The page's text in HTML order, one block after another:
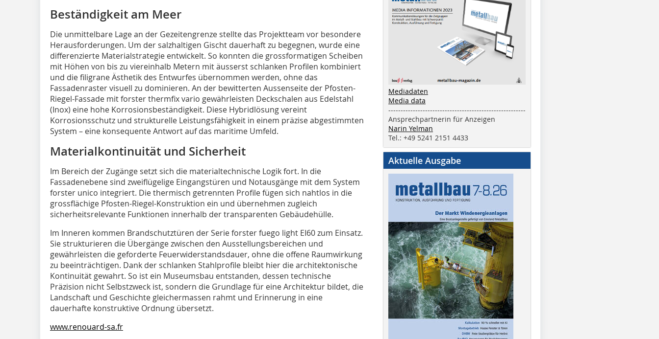
Beständigkeit am Meer
Die unmittelbare Lage an der Gezeitengrenze stellte das Projektteam vor besondere
Herausforderungen. Um der salzhaltigen Gischt dauerhaft zu begegnen, wurde eine
differenzierte Materialstrategie entwickelt. So konnten die grossformatigen Scheiben
mit Höhen von bis zu viereinhalb Metern mit äusserst schlanken Profilen kombiniert
und die filigrane Ästhetik des Entwurfes übernommen werden, ohne das
Fassadenraster visuell zu dominieren. An der bewitterten Aussenseite der Pfosten-
Riegel-Fassade mit forster thermfix vario gewährleisten Deckschalen aus Edelstahl
(Inox) eine hohe Korrosionsbeständigkeit. Diese Hybridlösung vereint
Korrosionsschutz und strukturelle Leistungsfähigkeit in einem präzise abgestimmten
System – eine konsequente Antwort auf das maritime Umfeld.
Materialkontinuität und Sicherheit
Im Bereich der Zugänge setzt sich die materialtechnische Logik fort. In die
Fassadenebene sind zweiflügelige Eingangstüren und Notausgänge mit dem System
forster unico integriert. Die thermisch getrennten Profile fügen sich nahtlos in die
grossflächige Pfosten-Riegel-Konstruktion ein und übernehmen zugleich
sicherheitsrelevante Funktionen innerhalb der transparenten Gebäudehülle.
Im Inneren kommen Brandschutztüren der Serie forster fuego light EI60 zum Einsatz.
Sie strukturieren die Übergänge zwischen den Ausstellungsbereichen und
gewährleisten die geforderte Feuerwiderstandsdauer, ohne die offene Raumwirkung
zu beeinträchtigen. Dank der schlanken Stahlprofile bleibt hier die architektonische
Kontinuität gewahrt. So ist ein Museumsbau entstanden, dessen technische
Präzision nicht Selbstzweck ist, sondern die Grundlage für eine Architektur bildet, die
Landschaft und Geschichte gleichermassen rahmt und Erinnerung in eine
dauerhafte konstruktive Ordnung übersetzt.
www.renouard-sa.fr
Mediadaten
Media data
--------------------------------------------------------
Ansprechpartnerin für Anzeigen
Narin Yelman
Tel.: +49 5241 2151 4433
Aktuelle Ausgabe